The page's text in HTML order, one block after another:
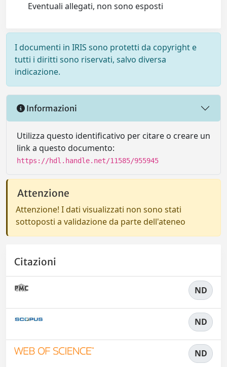
Eventuali allegati, non sono esposti
I documenti in IRIS sono protetti da copyright e
tutti i diritti sono riservati, salvo diversa
indicazione.
Informazioni
Utilizza questo identificativo per citare o creare un
link a questo documento:
https://hdl.handle.net/11585/955945
Attenzione
Attenzione! I dati visualizzati non sono stati
sottoposti a validazione da parte dell'ateneo
Citazioni
ND
ND
ND